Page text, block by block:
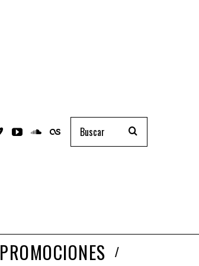
PROMOCIONES